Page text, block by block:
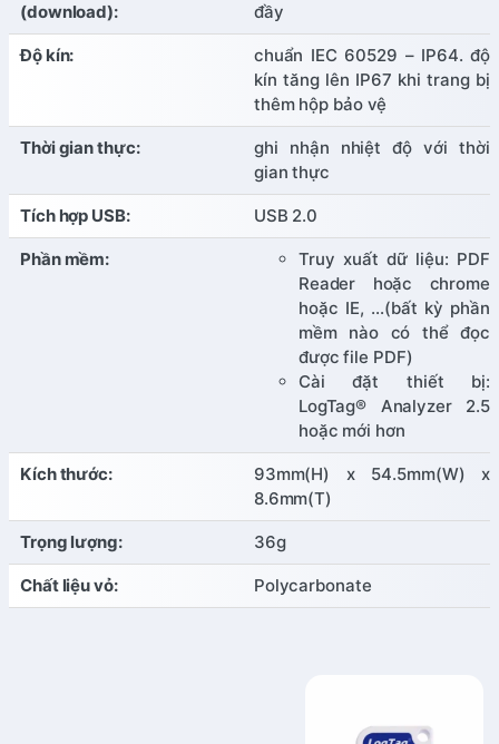
(download):
đầy
Độ kín:
chuẩn IEC 60529 – IP64. độ
kín tăng lên IP67 khi trang bị
thêm hộp bảo vệ
Thời gian thực:
ghi nhận nhiệt độ với thời
gian thực
Tích hợp USB: USB 2.0
Phần mềm:
Truy xuất dữ liệu: PDF
Reader hoặc chrome
hoặc IE, …(bất kỳ phần
mềm nào có thể đọc
được file PDF)
Cài đặt thiết bị:
LogTag® Analyzer 2.5
hoặc mới hơn
Kích thước:
93mm(H) x 54.5mm(W) x
8.6mm(T)
Trọng lượng: 36g
Chất liệu vỏ: Polycarbonate